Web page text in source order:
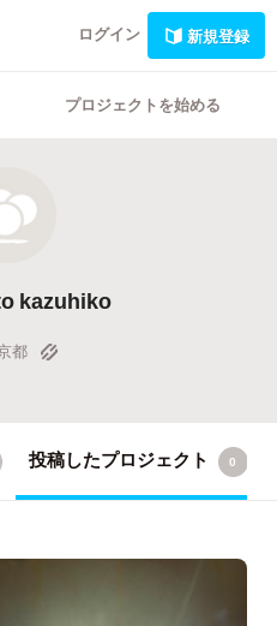
ログイン 新規登録
プロジェクトを始める
kazuhiko
都
投稿したプロジェクト 0